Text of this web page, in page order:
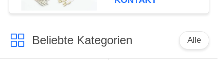
Beliebte Kategorien Alle